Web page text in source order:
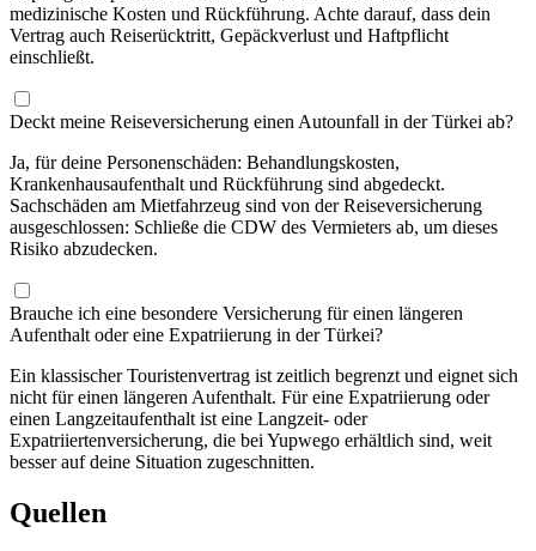
medizinische Kosten und Rückführung. Achte darauf, dass dein
Vertrag auch Reiserücktritt, Gepäckverlust und Haftpflicht
einschließt.
Deckt meine Reiseversicherung einen Autounfall in der Türkei ab?
Ja, für deine Personenschäden: Behandlungskosten,
Krankenhausaufenthalt und Rückführung sind abgedeckt.
Sachschäden am Mietfahrzeug sind von der Reiseversicherung
ausgeschlossen: Schließe die CDW des Vermieters ab, um dieses
Risiko abzudecken.
Brauche ich eine besondere Versicherung für einen längeren
Aufenthalt oder eine Expatriierung in der Türkei?
Ein klassischer Touristenvertrag ist zeitlich begrenzt und eignet sich
nicht für einen längeren Aufenthalt. Für eine Expatriierung oder
einen Langzeitaufenthalt ist eine Langzeit- oder
Expatriiertenversicherung, die bei Yupwego erhältlich sind, weit
besser auf deine Situation zugeschnitten.
Quellen